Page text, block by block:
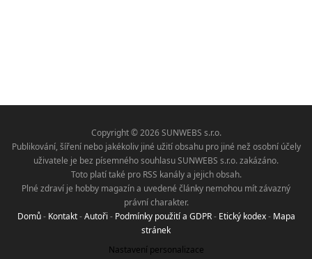
Copyright © 2026 SUNWEBS s.r.o.
Publikování, šíření nebo jakékoliv jiné užití obsahu pro jiné než osobní účely
uživatele je bez písemného souhlasu SUNWEBS s.r.o. zakázáno.
Toto platí také pro RSS kanály a jejich obsah.
Plné zdraví je hobby magazín a uvedené články nemohou mít závazný
právní charakter.
Domů- Kontakt-Autoři - Podmínky použití a GDPR- Etický kodex- Mapa
stránek
Nastavení personalizace